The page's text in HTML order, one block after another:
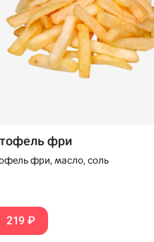
фри
фри, масло, соль
219 ₽